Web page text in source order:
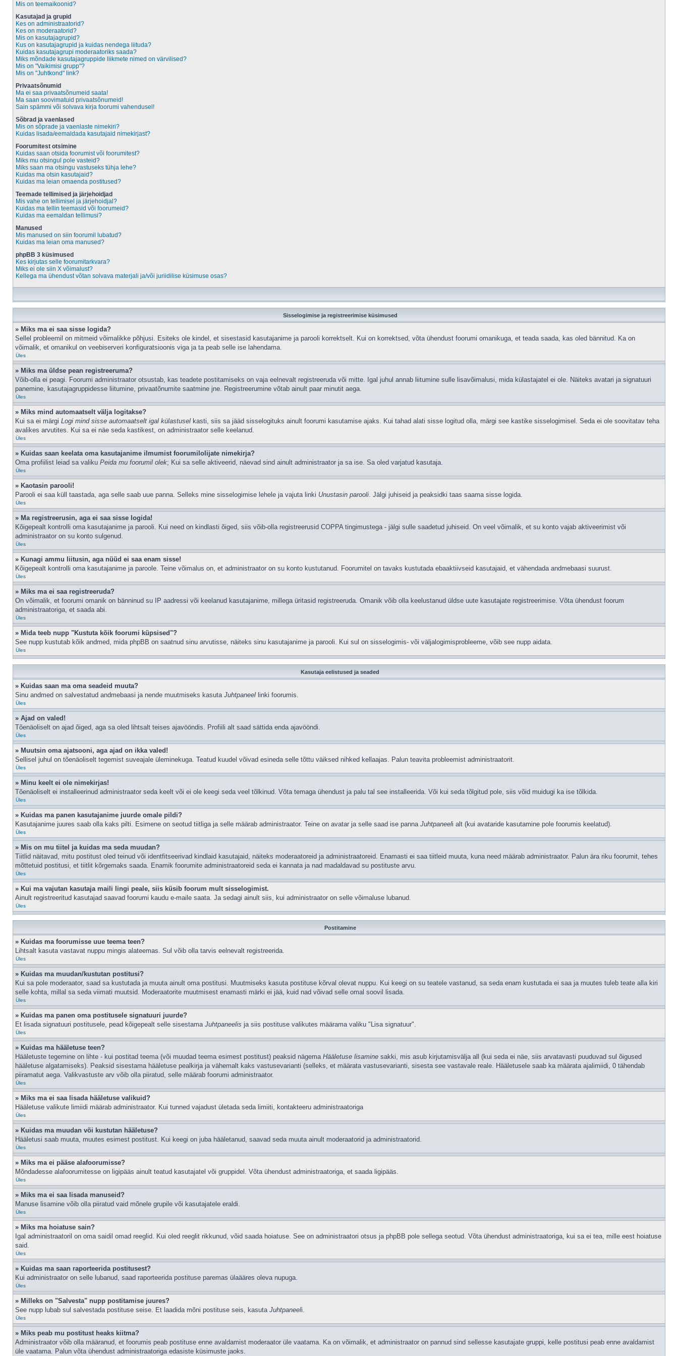
Mis on teemaikoonid?
Kasutajad ja grupid
Kes on administraatorid?
Kes on moderaatorid?
Mis on kasutajagrupid?
Kus on kasutajagrupid ja kuidas nendega liituda?
Kuidas kasutajagrupi moderaatoriks saada?
Miks mõndade kasutajagruppide liikmete nimed on värvilised?
Mis on "Vaikimisi grupp"?
Mis on "Juhtkond" link?
Privaatsõnumid
Ma ei saa privaatsõnumeid saata!
Ma saan soovimatuid privaatsõnumeid!
Sain spämmi või solvava kirja foorumi vahendusel!
Sõbrad ja vaenlased
Mis on sõprade ja vaenlaste nimekiri?
Kuidas lisada/eemaldada kasutajaid nimekirjast?
Foorumitest otsimine
Kuidas saan otsida foorumist või foorumitest?
Miks mu otsingul pole vasteid?
Miks saan ma otsingu vastuseks tühja lehe?
Kuidas ma otsin kasutajaid?
Kuidas ma leian omaenda postitused?
Teemade tellimised ja järjehoidjad
Mis vahe on tellimisel ja järjehoidjal?
Kuidas ma tellin teemasid või foorumeid?
Kuidas ma eemaldan tellimusi?
Manused
Mis manused on siin foorumil lubatud?
Kuidas ma leian oma manused?
phpBB 3 küsimused
Kes kirjutas selle foorumitarkvara?
Miks ei ole siin X võimalust?
Kellega ma ühendust võtan solvava materjali ja/või juriidilise küsimuse osas?
Sisselogimise ja registreerimise küsimused
» Miks ma ei saa sisse logida?
Sellel probleemil on mitmeid võimalikke põhjusi. Esiteks ole kindel, et sisestasid kasutajanime ja parooli korrektselt. Kui on korrektsed, võta ühendust foorumi omanikuga, et teada saada, kas oled bännitud. Ka on
võimalik, et omanikul on veebiserveri konfiguratsioonis viga ja ta peab selle ise lahendama.
Üles
» Miks ma üldse pean registreeruma?
Võib-olla ei peagi. Foorumi administraator otsustab, kas teadete postitamiseks on vaja eelnevalt registreeruda või mitte. Igal juhul annab liitumine sulle lisavõimalusi, mida külastajatel ei ole. Näiteks avatari ja signatuuri
panemine, kasutajagruppidesse liitumine, privaatõnumite saatmine jne. Registreerumine võtab ainult paar minutit aega.
Üles
» Miks mind automaatselt välja logitakse?
Kui sa ei märgi Logi mind sisse automaatselt igal külastusel kasti, siis sa jääd sisselogituks ainult foorumi kasutamise ajaks. Kui tahad alati sisse logitud olla, märgi see kastike sisselogimisel. Seda ei ole soovitatav teha
avalikes arvutites. Kui sa ei näe seda kastikest, on administraator selle keelanud.
Üles
» Kuidas saan keelata oma kasutajanime ilmumist foorumilolijate nimekirja?
Oma profiilist leiad sa valiku Peida mu foorumil olek; Kui sa selle aktiveerid, näevad sind ainult administraator ja sa ise. Sa oled varjatud kasutaja.
Üles
» Kaotasin parooli!
Parooli ei saa küll taastada, aga selle saab uue panna. Selleks mine sisselogimise lehele ja vajuta linki Unustasin parooli. Jälgi juhiseid ja peaksidki taas saama sisse logida.
Üles
» Ma registreerusin, aga ei saa sisse logida!
Kõigepealt kontrolli oma kasutajanime ja parooli. Kui need on kindlasti õiged, siis võib-olla registreerusid COPPA tingimustega - jälgi sulle saadetud juhiseid. On veel võimalik, et su konto vajab aktiveerimist või
administraator on su konto sulgenud.
Üles
» Kunagi ammu liitusin, aga nüüd ei saa enam sisse!
Kõigepealt kontrolli oma kasutajanime ja paroole. Teine võimalus on, et administraator on su konto kustutanud. Foorumitel on tavaks kustutada ebaaktiivseid kasutajaid, et vähendada andmebaasi suurust.
Üles
» Miks ma ei saa registreeruda?
On võimalik, et foorumi omanik on bänninud su IP aadressi või keelanud kasutajanime, millega üritasid registreeruda. Omanik võib olla keelustanud üldse uute kasutajate registreerimise. Võta ühendust foorum
administraatoriga, et saada abi.
Üles
» Mida teeb nupp "Kustuta kõik foorumi küpsised"?
See nupp kustutab kõik andmed, mida phpBB on saatnud sinu arvutisse, näiteks sinu kasutajanime ja parooli. Kui sul on sisselogimis- või väljalogimisprobleeme, võib see nupp aidata.
Üles
Kasutaja eelistused ja seaded
» Kuidas saan ma oma seadeid muuta?
Sinu andmed on salvestatud andmebaasi ja nende muutmiseks kasuta Juhtpaneel linki foorumis.
Üles
» Ajad on valed!
Tõenäoliselt on ajad õiged, aga sa oled lihtsalt teises ajavööndis. Profiili alt saad sättida enda ajavööndi.
Üles
» Muutsin oma ajatsooni, aga ajad on ikka valed!
Sellisel juhul on tõenäoliselt tegemist suveajale üleminekuga. Teatud kuudel võivad esineda selle tõttu väiksed nihked kellaajas. Palun teavita probleemist administraatorit.
Üles
» Minu keelt ei ole nimekirjas!
Tõenäoliselt ei installeerinud administraator seda keelt või ei ole keegi seda veel tõlkinud. Võta temaga ühendust ja palu tal see installeerida. Või kui seda tõlgitud pole, siis võid muidugi ka ise tõlkida.
Üles
» Kuidas ma panen kasutajanime juurde omale pildi?
Kasutajanime juures saab olla kaks pilti. Esimene on seotud tiitliga ja selle määrab administraator. Teine on avatar ja selle saad ise panna Juhtpaneeli alt (kui avataride kasutamine pole foorumis keelatud).
Üles
» Mis on mu tiitel ja kuidas ma seda muudan?
Tiitlid näitavad, mitu postitust oled teinud või identfitseerivad kindlaid kasutajaid, näiteks moderaatoreid ja administraatoreid. Enamasti ei saa tiitleid muuta, kuna need määrab administraator. Palun ära riku foorumit, tehes
mõttetuid postitusi, et tiitlit kõrgemaks saada. Enamik foorumite administraatoreid seda ei kannata ja nad madaldavad su postituste arvu.
Üles
» Kui ma vajutan kasutaja maili lingi peale, siis küsib foorum mult sisselogimist.
Ainult registreeritud kasutajad saavad foorumi kaudu e-maile saata. Ja sedagi ainult siis, kui administraator on selle võimaluse lubanud.
Üles
Postitamine
» Kuidas ma foorumisse uue teema teen?
Lihtsalt kasuta vastavat nuppu mingis alateemas. Sul võib olla tarvis eelnevalt registreerida.
Üles
» Kuidas ma muudan/kustutan postitusi?
Kui sa pole moderaator, saad sa kustutada ja muuta ainult oma postitusi. Muutmiseks kasuta postituse kõrval olevat nuppu. Kui keegi on su teatele vastanud, sa seda enam kustutada ei saa ja muutes tuleb teate alla kiri
selle kohta, millal sa seda viimati muutsid. Moderaatorite muutmisest enamasti märki ei jää, kuid nad võivad selle omal soovil lisada.
Üles
» Kuidas ma panen oma postitusele signatuuri juurde?
Et lisada signatuuri postitusele, pead kõigepealt selle sisestama Juhtpaneelis ja siis postituse valikutes määrama valiku "Lisa signatuur".
Üles
» Kuidas ma hääletuse teen?
Hääletuste tegemine on lihte - kui postitad teema (või muudad teema esimest postitust) peaksid nägema Hääletuse lisamine sakki, mis asub kirjutamisvälja all (kui seda ei näe, siis arvatavasti puuduvad sul õigused
hääletuse algatamiseks). Peaksid sisestama hääletuse pealkirja ja vähemalt kaks vastusevarianti (selleks, et määrata vastusevarianti, sisesta see vastavale reale. Hääletusele saab ka määrata ajalimiidi, 0 tähendab
piiramatut aega. Valikvastuste arv võib olla piiratud, selle määrab foorumi administraator.
Üles
» Miks ma ei saa lisada hääletuse valikuid?
Hääletuse valikute limiidi määrab administraator. Kui tunned vajadust ületada seda limiiti, kontakteeru administraatoriga
Üles
» Kuidas ma muudan või kustutan hääletuse?
Hääletusi saab muuta, muutes esimest postitust. Kui keegi on juba hääletanud, saavad seda muuta ainult moderaatorid ja administraatorid.
Üles
» Miks ma ei pääse alafoorumisse?
Mõndadesse alafoorumitesse on ligipääs ainult teatud kasutajatel või gruppidel. Võta ühendust administraatoriga, et saada ligipääs.
Üles
» Miks ma ei saa lisada manuseid?
Manuse lisamine võib olla piiratud vaid mõnele grupile või kasutajatele eraldi.
Üles
» Miks ma hoiatuse sain?
Igal administraatoril on oma saidil omad reeglid. Kui oled reeglit rikkunud, võid saada hoiatuse. See on administraatori otsus ja phpBB pole sellega seotud. Võta ühendust administraatoriga, kui sa ei tea, mille eest hoiatuse
said.
Üles
» Kuidas ma saan raporteerida postitusest?
Kui administraator on selle lubanud, saad raporteerida postituse paremas ülaääres oleva nupuga.
Üles
» Milleks on "Salvesta" nupp postitamise juures?
See nupp lubab sul salvestada postituse seise. Et laadida mõni postituse seis, kasuta Juhtpaneeli.
Üles
» Miks peab mu postitust heaks kiitma?
Administraator võib olla määranud, et foorumis peab postituse enne avaldamist moderaator üle vaatama. Ka on võimalik, et administraator on pannud sind sellesse kasutajate gruppi, kelle postitusi peab enne avaldamist
üle vaatama. Palun võta ühendust administraatoriga edasiste küsimuste jaoks.